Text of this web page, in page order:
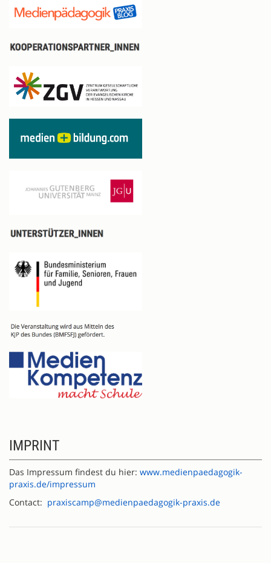
IMPRINT
Das Impressum findest du hier: www.medienpaedagogik-
praxis.de/impressum
Contact: praxiscamp@medienpaedagogik-praxis.de